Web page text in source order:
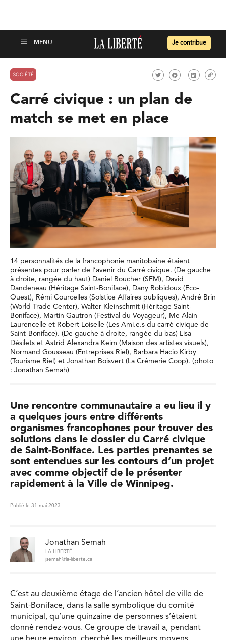
Je contribue
SOCIÉTÉ
Carré civique : un plan de
match se met en place
14 personnalités de la francophonie manitobaine étaient
présentes pour parler de l’avenir du Carré civique. (De gauche
à droite, rangée du haut) Daniel Boucher (SFM), David
Dandeneau (Héritage Saint-Boniface), Dany Robidoux (Eco-
Ouest), Rémi Courcelles (Solstice Affaires publiques), André Brin
(World Trade Center), Walter Kleinschmit (Héritage Saint-
Boniface), Martin Gautron (Festival du Voyageur), Me Alain
Laurencelle et Robert Loiselle (Les Ami.e.s du carré civique de
Saint-Boniface). (De gauche à droite, rangée du bas) Lisa
Désilets et Astrid Alexandra Keim (Maison des artistes visuels),
Normand Gousseau (Entreprises Riel), Barbara Hacio Kirby
(Tourisme Riel) et Jonathan Boisvert (La Crémerie Coop). (photo
: Jonathan Semah)
Une rencontre communautaire a eu lieu il y
a quelques jours entre différents
organismes francophones pour trouver des
solutions dans le dossier du Carré civique
de Saint-Boniface. Les parties prenantes se
sont entendues sur les contours d’un projet
avec comme objectif de le présenter
rapidement à la Ville de Winnipeg.
Publié le 31 mai 2023
Jonathan Semah
LA LIBERTÉ
jsemah@la-liberte.ca
C’est au deuxième étage de l’ancien hôtel de ville de
Saint-Boniface, dans la salle symbolique du comité
municipal, qu’une quinzaine de personnes s’étaient
donné rendez-vous. Ce groupe de travail a, pendant